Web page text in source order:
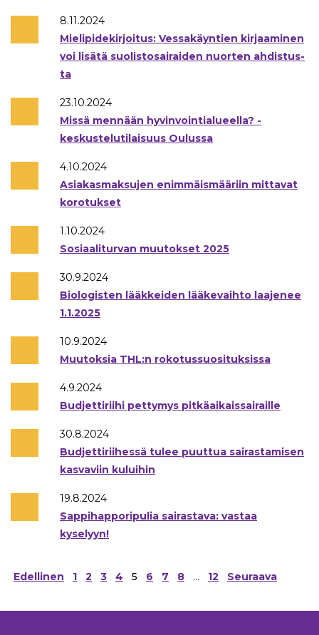
8.11.2024
Mielipidekirjoitus: Ves­sa­käyn­tien kir­jaa­mi­nen
voi lisätä suo­lis­to­sai­rai­den nuorten ah­dis­tus­
ta
23.10.2024
Missä mennään hyvinvointialueella? -
keskustelutilaisuus Oulussa
4.10.2024
Asiakasmaksujen enimmäismääriin mittavat
korotukset
1.10.2024
Sosiaaliturvan muutokset 2025
30.9.2024
Biologisten lääkkeiden lääkevaihto laajenee
1.1.2025
10.9.2024
Muutoksia THL:n rokotussuosituksissa
4.9.2024
Budjettiriihi pettymys pitkäaikaissairaille
30.8.2024
Budjettiriihessä tulee puuttua sairastamisen
kasvaviin kuluihin
19.8.2024
Sappihapporipulia sairastava: vastaa
kyselyyn!
Artikkelien
Edellinen 1 2 3 4 5 6 7 8 … 12 Seuraava